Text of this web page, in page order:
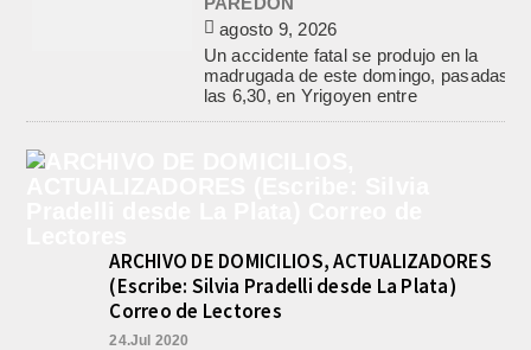
agosto 9, 2026
Un accidente fatal se produjo en la
madrugada de este domingo, pasadas
las 6,30, en Yrigoyen entre
agosto 9, 2026
En el marco de la causa iniciada ayer
por Tenencia de Estupefacientes para
comercialización con dos detenidos,
ARCHIVO DE DOMICILIOS, ACTUALIZADORES
(Escribe: Silvia Pradelli desde La Plata)
Correo de Lectores
24.Jul 2020